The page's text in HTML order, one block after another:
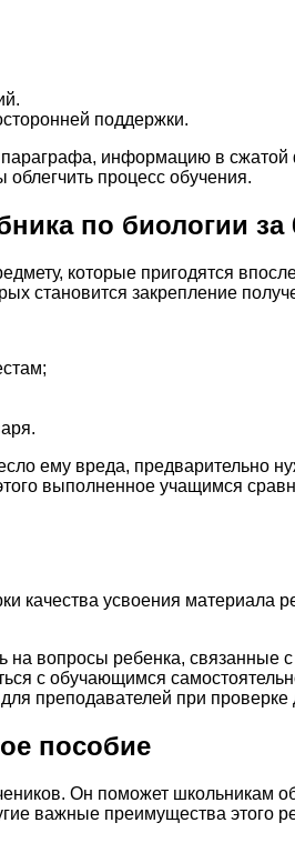
поддержки.
параграфа, информацию в
процесс обучения.
по биологии за
которые пригодятся
становится закрепление
ему вреда, предварительно
выполненное учащимся
качества усвоения
на вопросы ребенка,
с обучающимся
преподавателей при проверке
пособие
Он поможет школьникам
важные преимущества этого